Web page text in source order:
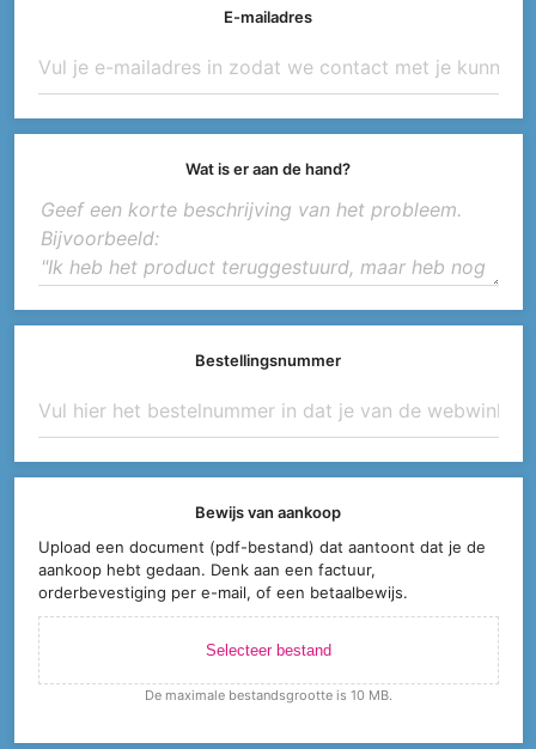
E-mailadres
Wat is er aan de hand?
Bestellingsnummer
Bewijs van aankoop
Upload een document (pdf-bestand) dat aantoont dat je de
aankoop hebt gedaan. Denk aan een factuur,
orderbevestiging per e-mail, of een betaalbewijs.
Selecteer bestand
De maximale bestandsgrootte is 10 MB.